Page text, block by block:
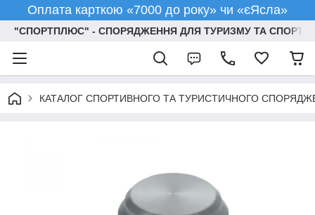
Оплата карткою «7000 до року» чи «єЯсла»
"СПОРТПЛЮС" - СПОРЯДЖЕННЯ ДЛЯ ТУРИЗМУ ТА СПОРТУ
КАТАЛОГ СПОРТИВНОГО ТА ТУРИСТИЧНОГО